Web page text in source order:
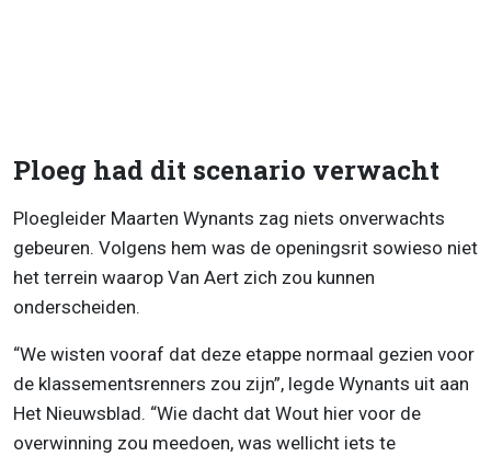
Ploeg had dit scenario verwacht
Ploegleider Maarten Wynants zag niets onverwachts
gebeuren. Volgens hem was de openingsrit sowieso niet
het terrein waarop Van Aert zich zou kunnen
onderscheiden.
“We wisten vooraf dat deze etappe normaal gezien voor
de klassementsrenners zou zijn”, legde Wynants uit aan
Het Nieuwsblad. “Wie dacht dat Wout hier voor de
overwinning zou meedoen, was wellicht iets te